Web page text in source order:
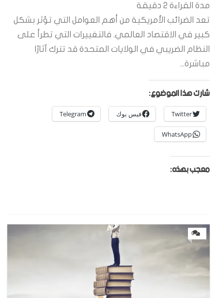
مدة القراءة 2 دقيقة
تعد الضرائب الأمريكية من أهم العوامل التي تؤثر بشكل
كبير في الاقتصاد العالمي. فالتغييرات التي تطرأ على
النظام الضريبي في الولايات المتحدة قد تترك آثارًا
مباشرة...
شارك هذا الموضوع:
Twitter فيس بوك Telegram
WhatsApp
معجب بهذه:
0